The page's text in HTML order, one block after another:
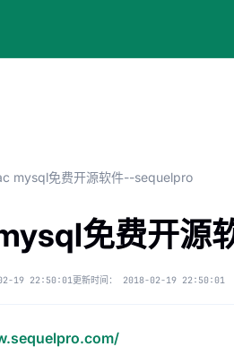
mysql免费开源软件--sequelpro
免费开源
19 22:50:01更新时间： 2018-02-19 22:50:01